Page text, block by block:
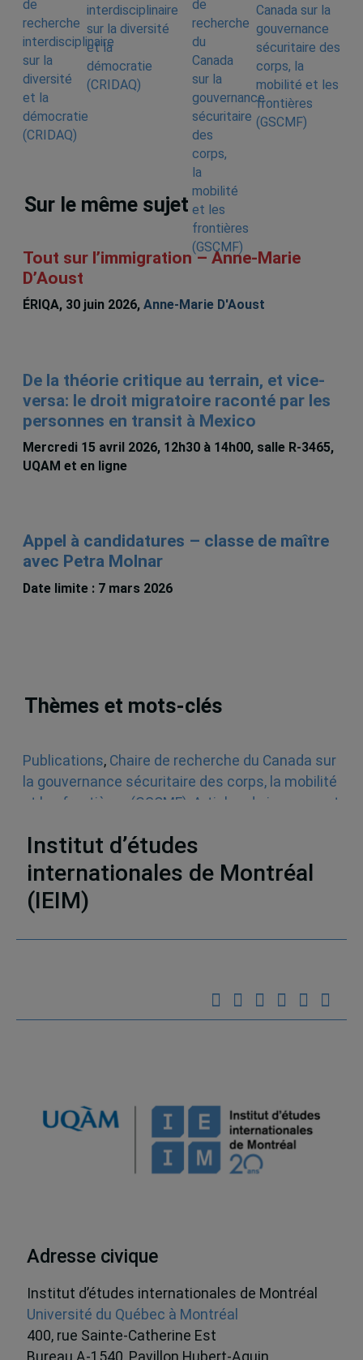
interdisciplinaire
sur la diversité
et la
démocratie
(CRIDAQ)
Canada sur la
gouvernance
sécuritaire des
corps, la
mobilité et les
frontières
(GSCMF)
Sur le même sujet
Tout sur l’immigration – Anne-Marie
D’Aoust
ÉRIQA, 30 juin 2026, Anne-Marie D'Aoust
De la théorie critique au terrain, et vice-
versa: le droit migratoire raconté par les
personnes en transit à Mexico
Mercredi 15 avril 2026, 12h30 à 14h00, salle R-3465,
UQAM et en ligne
Appel à candidatures – classe de maître
avec Petra Molnar
Date limite : 7 mars 2026
Thèmes et mots-clés
Publications, Chaire de recherche du Canada sur
la gouvernance sécuritaire des corps, la mobilité
et les frontières (GSCMF)
Articles de journaux et
Institut d’études
internationales de Montréal
(IEIM)
Adresse civique
Institut d’études internationales de Montréal
Université du Québec à Montréal
400, rue Sainte-Catherine Est
Bureau A-1540, Pavillon Hubert-Aquin